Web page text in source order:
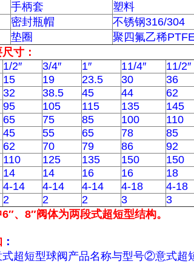
手柄套 塑料
密封瓶帽 不锈钢316/304
垫圈 聚四氟乙稀
寸：
1/2″ 3/4″ 1″ 11/4″ 11/2″
15 19 23.5 30 36
32 38.5 45 44 62
95 105 115 135 145
65 75 85 100 110
45 55 65 78 85
62 70 79 86 92
110 125 135 150 150
14 14 16 16 18
4-14 4-14 4-14 4-18 4-18
2 2 2 3 3
、8″阀体为两段式超短型结构。
：
超短型球阀产品名称与型号②意式超